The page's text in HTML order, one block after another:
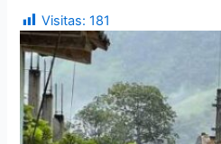
Visitas: 181